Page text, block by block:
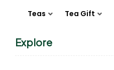
Teas Tea Gift
Explore